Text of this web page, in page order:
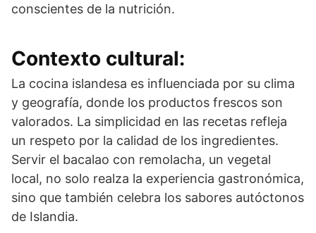
conscientes de la nutrición.
Contexto cultural:
La cocina islandesa es influenciada por su clima
y geografía, donde los productos frescos son
valorados. La simplicidad en las recetas refleja
un respeto por la calidad de los ingredientes.
Servir el bacalao con remolacha, un vegetal
local, no solo realza la experiencia gastronómica,
sino que también celebra los sabores autóctonos
de Islandia.